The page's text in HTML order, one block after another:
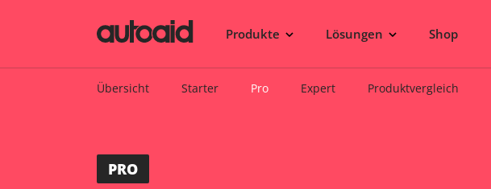
Produkte Lösungen Shop
Übersicht Starter Pro Expert Produktvergleich
PRO